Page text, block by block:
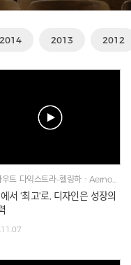
2014 2013 2012
아르나우트 다익스트라–헬링하ㆍAernout Dijkstra - Hellinga
서 '최고'로, 디자인은 성장의